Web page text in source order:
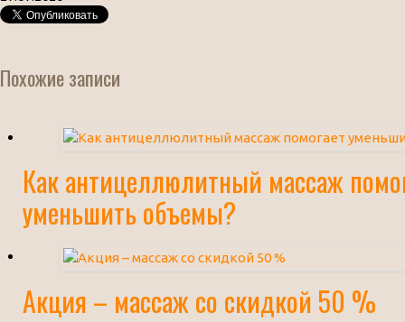
Похожие записи
Как антицеллюлитный массаж
уменьшить объемы?
Акция – массаж со скидкой 50 %